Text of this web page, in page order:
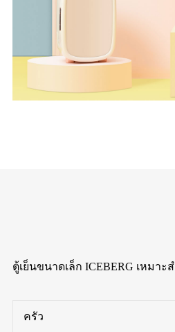
ตู้เย็นขนาดเล็ก ICEBERG เหมา
ครัว